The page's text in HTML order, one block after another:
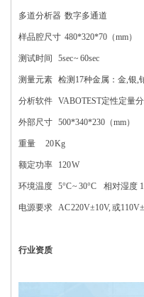
多道分析器 数字多通道
样品腔尺寸 480*320*70（mm）
测试时间 5sec ~ 60sec
测量元素 检测17种金属：金,银,
分析软件 VABOTEST定性定量
外部尺寸 500*340*230（mm）
重量 20 Kg
额定功率 120 W
环境温度 5°C ~ 30°C 相对湿度
电源要求 AC 220V±10V, 或
行业资质